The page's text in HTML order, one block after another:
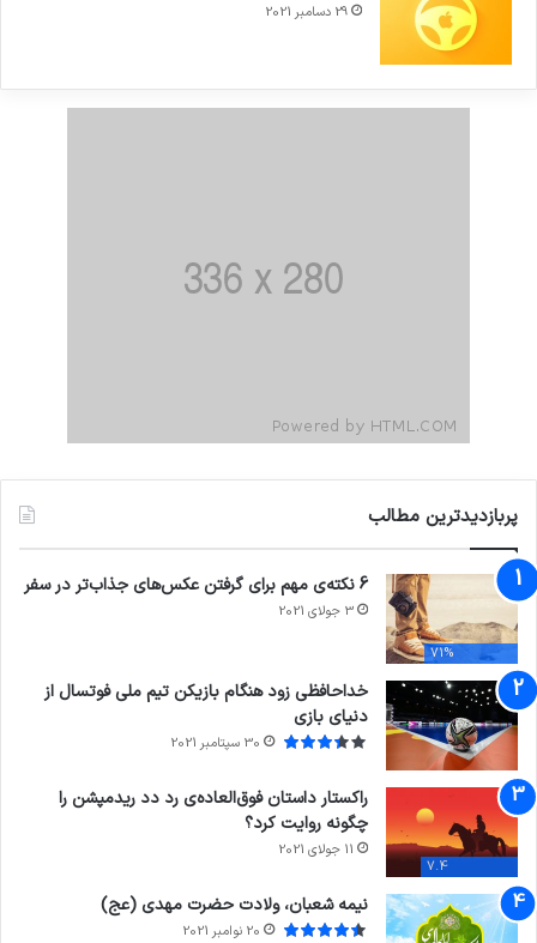
29 دسامبر 2021
پربازدیدترین مطالب
71%
6 نکته‌ی مهم برای گرفتن عکس‌های جذاب‌تر در سفر
3 جولای 2021
خداحافظی زود هنگام بازیکن تیم ملی فوتسال از
دنیای بازی
30 سپتامبر 2021
7.4
راکستار داستان فوق‌العاده‌ی رد دد ریدمپشن را
چگونه روایت کرد؟
11 جولای 2021
نیمه شعبان، ولادت حضرت مهدی (عج)
20 نوامبر 2021